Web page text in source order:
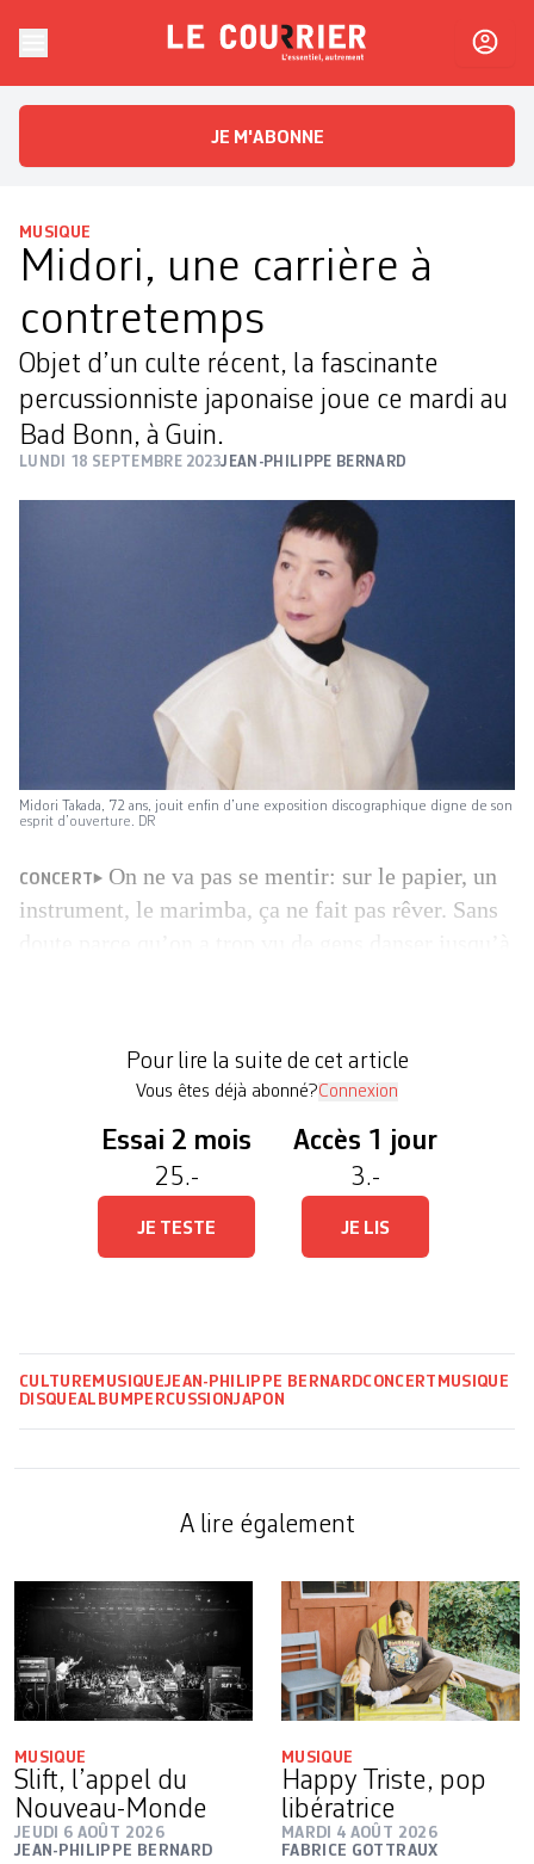
Le CourrierL'essentiel, autrement
JE M'ABONNE
MUSIQUE
Midori, une carrière à
contretemps
Objet d’un culte récent, la fascinante
percussionniste japonaise joue ce mardi au
Bad Bonn, à Guin.
LUNDI 18 SEPTEMBRE 2023JEAN-PHILIPPE BERNARD
Midori Takada, 72 ans, jouit enfin d’une exposition discographique digne de son
esprit d’ouverture. DR
CONCERT
On ne va pas se mentir: sur le papier, un
instrument, le marimba, ça ne fait pas rêver. Sans
Pour lire la suite de cet article
Vous êtes déjà abonné?Connexion
Essai 2 mois
25.-
JE TESTE
Accès 1 jour
3.-
JE LIS
CULTURE MUSIQUEJEAN-PHILIPPE BERNARDCONCERT MUSIQUE
DISQUEALBUM PERCUSSIONJAPON
A lire également
MUSIQUE
Slift, l’appel du
Nouveau-Monde
JEUDI 6 AOÛT 2026
JEAN-PHILIPPE BERNARD
MUSIQUE
Happy Triste, pop
libératrice
MARDI 4 AOÛT 2026
FABRICE GOTTRAUX